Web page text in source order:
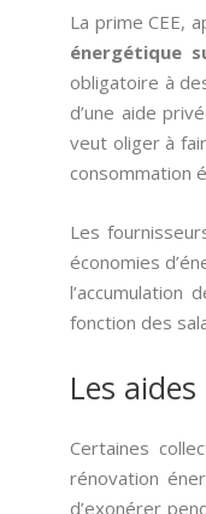
La prime CEE,
énergétique
obligatoire à
d’une aide
veut oliger à
consommation
Les
économies
l’accumulation
fonction des
Les
Certaines
rénovation
d’exonérer